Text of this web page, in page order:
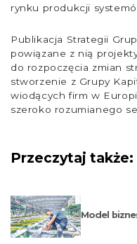
rynku produkcji
Publikacja Strategii
powiązane z nią
do rozpoczęcia zmian
stworzenie z Grupy
wiodących firm w
szeroko rozumianego
Przeczytaj także:
Model